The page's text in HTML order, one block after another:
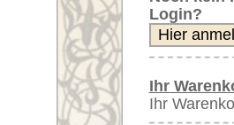
Orientteppiche
Unifarben/ungemustert
Seidenteppiche
Große Teppiche
(über 300x200 cm)
Sehr große XL Teppiche
(über 400x200 cm)
Riesige XXL Teppiche
(über 600x200 cm)